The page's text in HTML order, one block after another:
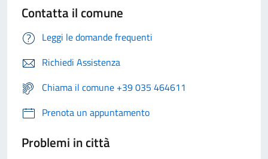
Contatta il comune
Leggi le domande frequenti
Richiedi Assistenza
Chiama il comune +39 035 464611
Prenota un appuntamento
Problemi in città